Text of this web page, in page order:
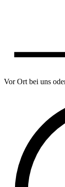
Vor Ort bei uns